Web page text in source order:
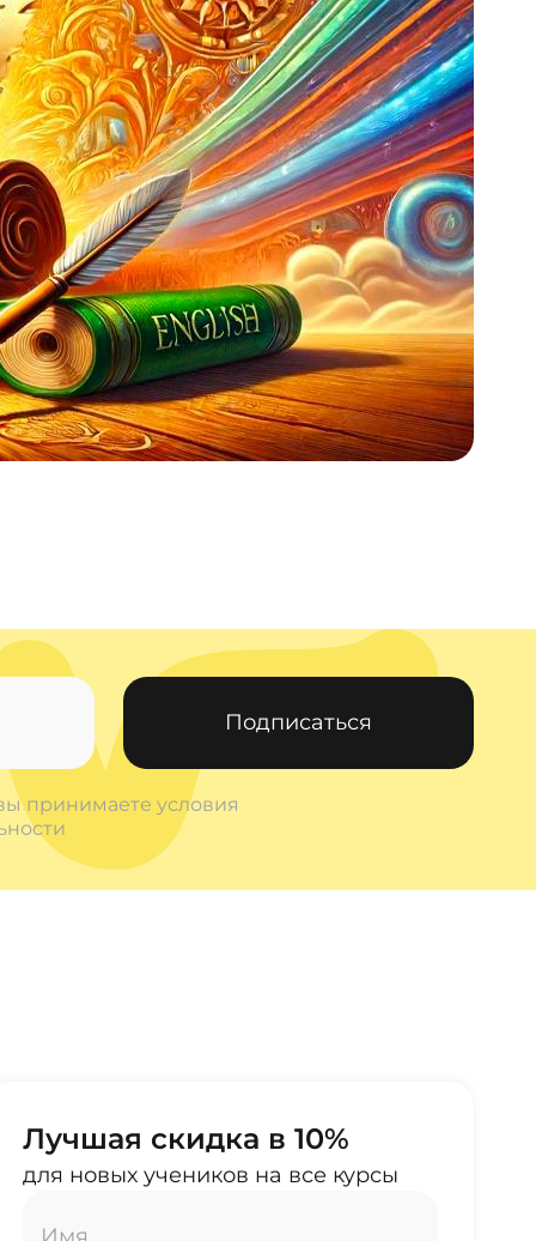
Подписаться
принимаете условия
Лучшая скидка в 10%
для новых учеников на все курсы